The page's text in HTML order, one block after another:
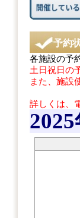
予約
各施設の予
土日祝日の
また、施設
詳しくは、